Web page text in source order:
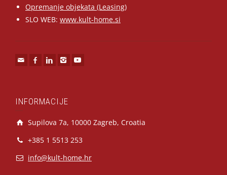
Opremanje objekata (Leasing)
SLO WEB: www.kult-home.si
INFORMACIJE
Supilova 7a, 10000 Zagreb, Croatia
+385 1 5513 253
info@kult-home.hr